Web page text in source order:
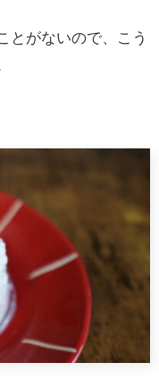
とがないので、こう